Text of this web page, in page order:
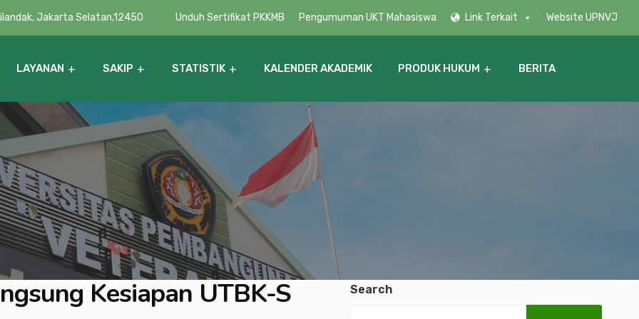
Jakarta Selatan,12450 Unduh Sertifikat PKKMB Pengumuman UKT Mahasiswa Link Terkait Website UPNVJ
LAYANAN SAKIP STATISTIK KALENDER AKADEMIK PRODUK HUKUM BERITA
Kesiapan UTBK-S
Search